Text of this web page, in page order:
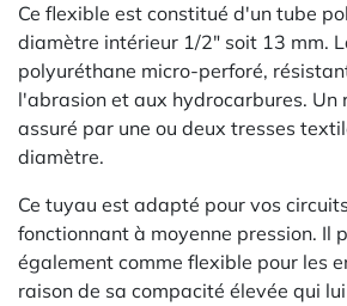
Ce flexible est constitué d'un tube
diamètre intérieur 1/2" soit 13 mm.
polyuréthane micro-perforé,
l'abrasion et aux hydrocarbures. Un
assuré par une ou deux tresses
diamètre.
Ce tuyau est adapté pour vos
fonctionnant à moyenne pression. Il
également comme flexible pour les
raison de sa compacité élevée qui